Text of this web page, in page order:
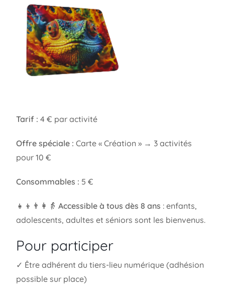
Tarif : 4 € par activité
Offre spéciale : Carte « Création » → 3 activités
pour 10 €
Consommables : 5 €
👧👦👨👩👵Accessible à tous dès 8 ans : enfants,
adolescents, adultes et séniors sont les bienvenus.
Pour participer
✓ Être adhérent du tiers-lieu numérique (adhésion
possible sur place)